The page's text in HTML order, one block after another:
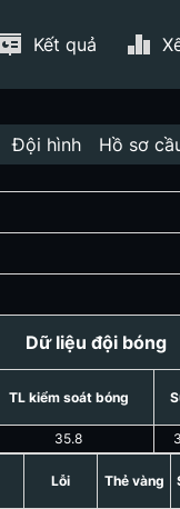
Kết quả
Đội hình Hồ sơ
Dữ liệu đội bóng
TL kiểm soát bóng
35.8
Lỗi Thẻ vàng